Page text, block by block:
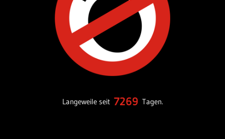
Langeweile seit 7269 Tagen.